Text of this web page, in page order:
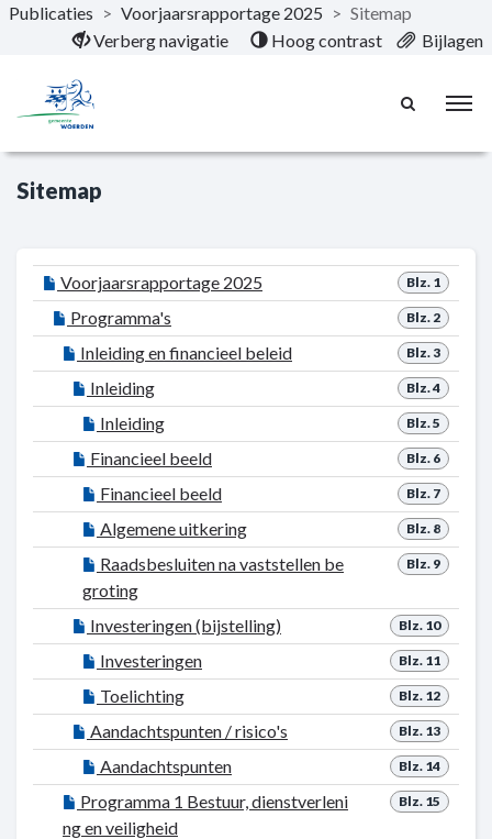
Naar hoofdinhoud
Publicaties > Voorjaarsrapportage 2025 > Sitemap
Verberg navigatie
Hoog contrast Bijlagen
Sitemap
Blz. 1
Voorjaarsrapportage 2025
Blz. 2
Programma's
Blz. 3
Inleiding en financieel beleid
Blz. 4
Inleiding
Blz. 5
Inleiding
Blz. 6
Financieel beeld
Blz. 7
Financieel beeld
Blz. 8
Algemene uitkering
Blz. 9
Raadsbesluiten na vaststellen be
groting
Blz. 10
Investeringen (bijstelling)
Blz. 11
Investeringen
Blz. 12
Toelichting
Blz. 13
Aandachtspunten / risico's
Blz. 14
Aandachtspunten
Blz. 15
Programma 1 Bestuur, dienstverleni
ng en veiligheid